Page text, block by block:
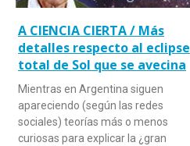
A CIENCIA CIERTA / Más
detalles respecto al eclipse
total de Sol que se avecina
Mientras en Argentina siguen
apareciendo (según las redes
sociales) teorías más o menos
curiosas para explicar la ¿gran